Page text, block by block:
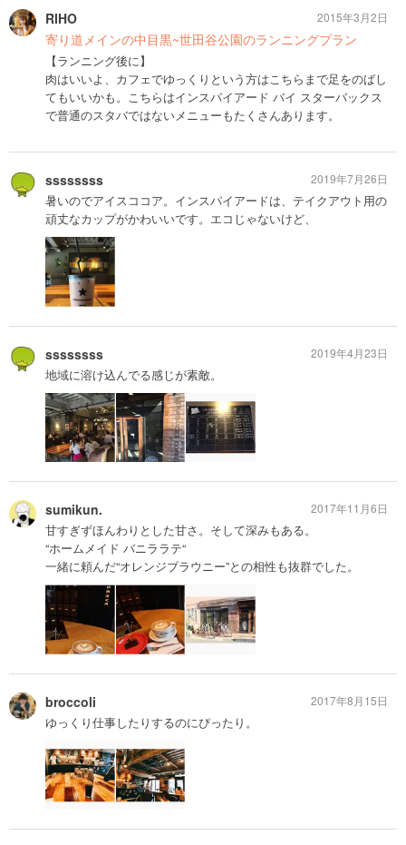
RIHO
寄り道メインの中目黒~世田谷公園のランニングプラン
【ランニング後に】
肉はいいよ、カフェでゆっくりという方はこちらまで足をのばし
てもいいかも。こちらはインスパイアード バイ スターバックス
で普通のスタバではないメニューもたくさんあります。
2015年3月2日
ssssssss
暑いのでアイスココア。インスパイアードは、テイクアウト用の
頑丈なカップがかわいいです。エコじゃないけど、
2019年7月26日
ssssssss
地域に溶け込んでる感じが素敵。
2019年4月23日
sumikun.
甘すぎずほんわりとした甘さ。そして深みもある。
“ホームメイド バニララテ“
一緒に頼んだ“オレンジブラウニー”との相性も抜群でした。
2017年11月6日
broccoli
ゆっくり仕事したりするのにぴったり。
2017年8月15日